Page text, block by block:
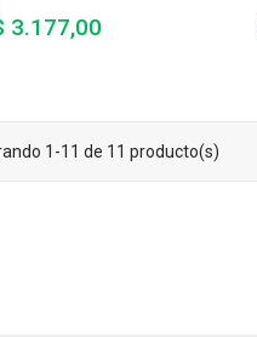
3.177,00
1-11 de 11 producto(s)